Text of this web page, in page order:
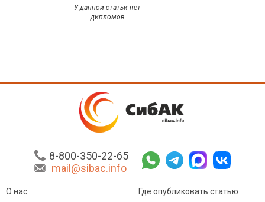
У данной статьи нет
дипломов
8-800-350-22-65
mail@sibac.info
О нас
Где опубликовать статью